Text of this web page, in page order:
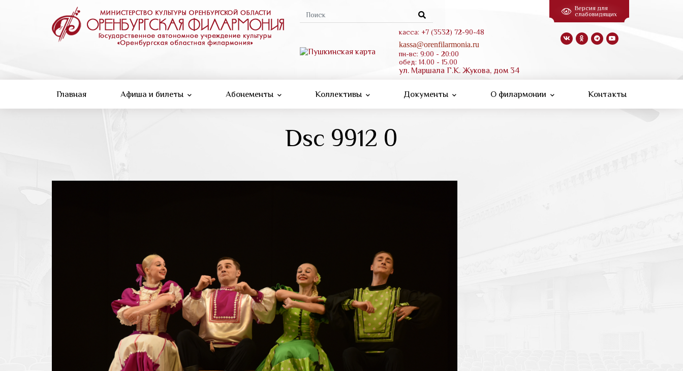
Форма
касса: +7 (3532) 72-90-48
kassa@orenfilarmonia.ru
пн-вс: 9:00 - 20:00
обед: 14.00 - 15.00
ул. Маршала Г.К. Жукова, дом 34
Версия для
слабовидящих
Главная Афиша и билеты Абонементы Коллективы Документы О филармонии Контакты
Dsc 9912 0